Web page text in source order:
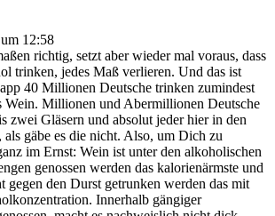
12:58
richtig, setzt aber wieder mal voraus, dass
trinken, jedes Maß verlieren. Und das ist
40 Millionen Deutsche trinken zumindest
Wein. Millionen und Abermillionen Deutsche
zwei Gläsern und absolut jeder hier in den
als gäbe es die nicht. Also, um Dich zu
im Ernst: Wein ist unter den alkoholischen
genossen werden das kalorienärmste und
gegen den Durst getrunken werden das mit
Innerhalb gängiger